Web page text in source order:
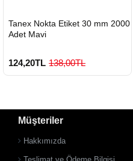
GÖNDERİ
Tanex Nokta Etiket 30 mm 2000
Adet Mavi
124,20TL 138,00TL
Müşteriler
Hakkımızda